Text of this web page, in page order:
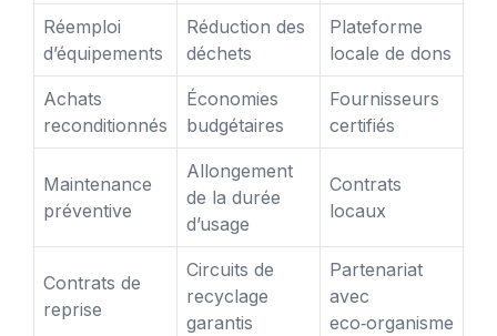
Réemploi
d’équipements
Réduction des
déchets
Plateforme
locale de dons
Achats
reconditionnés
Économies
budgétaires
Fournisseurs
certifiés
Maintenance
préventive
Allongement
de la durée
d’usage
Contrats
locaux
Contrats de
reprise
Circuits de
recyclage
garantis
Partenariat
avec
eco‑organisme